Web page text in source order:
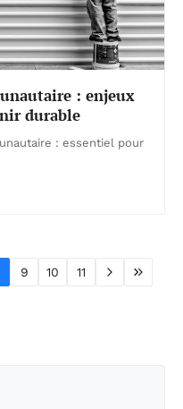
: enjeux
durable
: essentiel pour
9 10 11